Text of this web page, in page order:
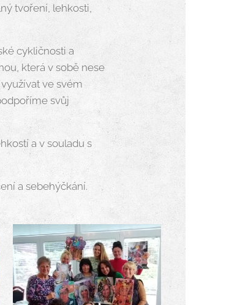
tvoření, lehkosti,
cykličnosti a
která v sobě nese
ve svém
svůj
a v souladu s
a sebehýčkání.